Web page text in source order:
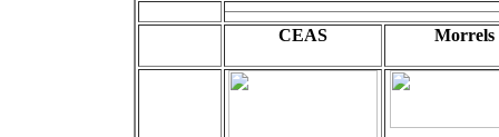
CEAS Morrels